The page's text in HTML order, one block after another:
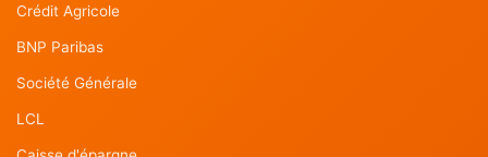
Crédit Agricole
BNP Paribas
Société Générale
LCL